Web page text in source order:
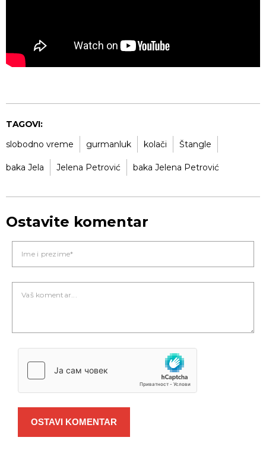
TAGOVI:
slobodno vreme
gurmanluk kolači Štangle
baka Jela Jelena Petrović baka Jelena Petrović
Ostavite komentar
OSTAVI KOMENTAR